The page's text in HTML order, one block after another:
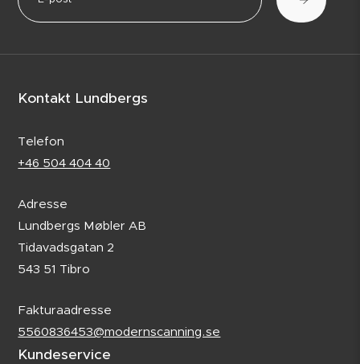
Kontakt Lundbergs
Telefon
+46 504 404 40
Adresse
Lundbergs Møbler AB
Tidavadsgatan 2
543 51 Tibro
Fakturaadresse
5560836453@modernscanning.se
Kundeservice